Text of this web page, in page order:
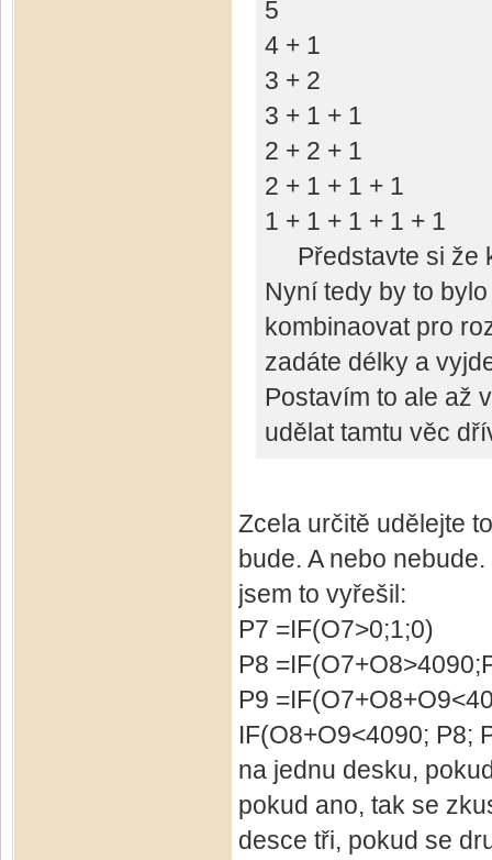
5
4 + 1
3 + 2
3 + 1 + 1
2 + 2 + 1
2 + 1 + 1 + 1
1 + 1 + 1 + 1 + 1
Představte si že
Nyní tedy by to
kombinaovat pro
zadáte délky a
Postavím to ale až
udělat tamtu věc
Zcela určitě udělejte
bude. A nebo
jsem to vyřešil:
P7 =IF(O7>0;1;0)
P8
P9
IF(O8+O9<4090; P8;
na jednu desku,
pokud ano, tak se
desce tři, pokud se